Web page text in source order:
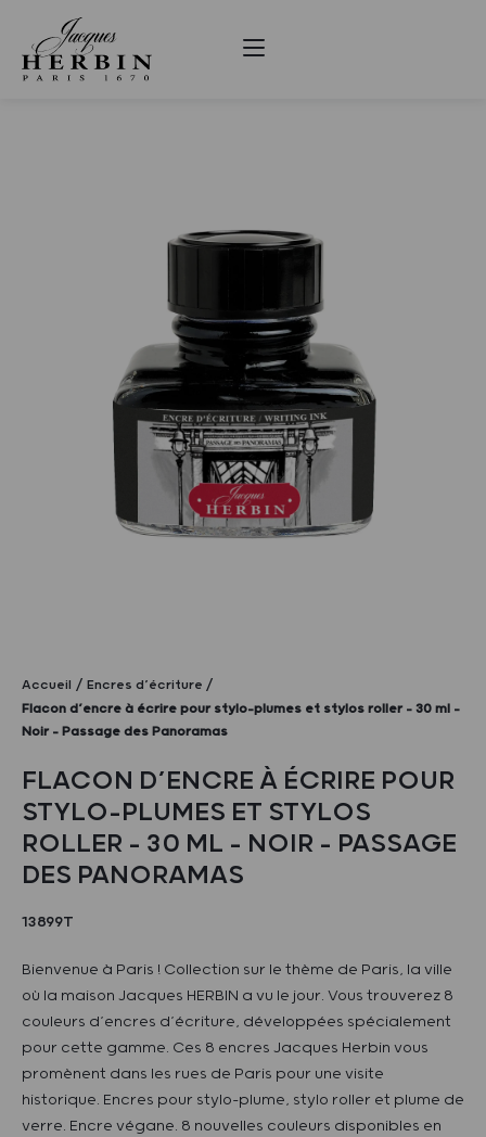
Accueil
Encres d’écriture
Flacon d’encre à écrire pour stylo-plumes et stylos roller – 30 ml –
Noir – Passage des Panoramas
FLACON D’ENCRE À ÉCRIRE POUR
STYLO-PLUMES ET STYLOS
ROLLER – 30 ML – NOIR – PASSAGE
DES PANORAMAS
13899T
Bienvenue à Paris ! Collection sur le thème de Paris, la ville
où la maison Jacques HERBIN a vu le jour. Vous trouverez 8
couleurs d’encres d’écriture, développées spécialement
pour cette gamme. Ces 8 encres Jacques Herbin vous
promènent dans les rues de Paris pour une visite
historique. Encres pour stylo-plume, stylo roller et plume de
verre. Encre végane. 8 nouvelles couleurs disponibles en